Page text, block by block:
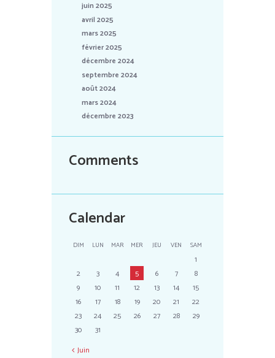
juin 2025
avril 2025
mars 2025
février 2025
décembre 2024
septembre 2024
août 2024
mars 2024
décembre 2023
Comments
Calendar
DIM LUN MAR MER JEU VEN SAM
1
2
3 4 5 6 7
8
9
10 11 12 13 14
15
16
17 18 19 20 21
22
23
24 25 26 27 28
29
30
31
Juin